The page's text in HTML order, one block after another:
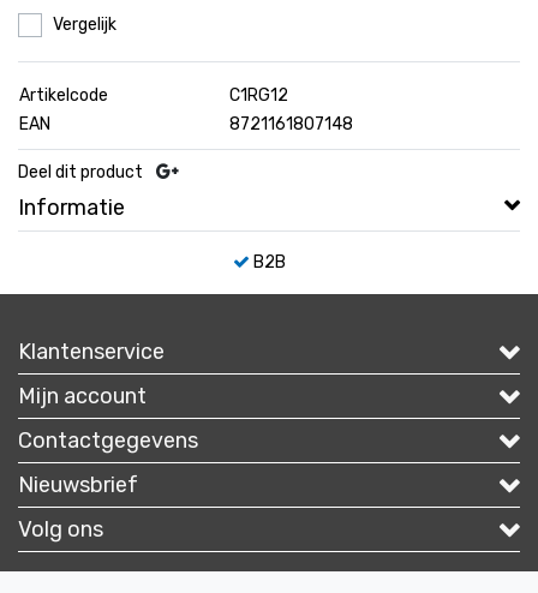
Vergelijk
Artikelcode
C1RG12
EAN
8721161807148
Deel dit product
Informatie
B2B
Klantenservice
Mijn account
Contactgegevens
Nieuwsbrief
Volg ons